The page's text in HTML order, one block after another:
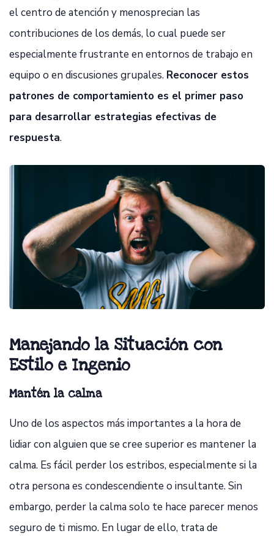
el centro de atención y menosprecian las
contribuciones de los demás, lo cual puede ser
especialmente frustrante en entornos de trabajo en
equipo o en discusiones grupales. Reconocer estos
patrones de comportamiento es el primer paso
para desarrollar estrategias efectivas de
respuesta.
Manejando la Situación con
Estilo e Ingenio
Mantén la calma
Uno de los aspectos más importantes a la hora de
lidiar con alguien que se cree superior es mantener la
calma. Es fácil perder los estribos, especialmente si la
otra persona es condescendiente o insultante. Sin
embargo, perder la calma solo te hace parecer menos
seguro de ti mismo. En lugar de ello, trata de